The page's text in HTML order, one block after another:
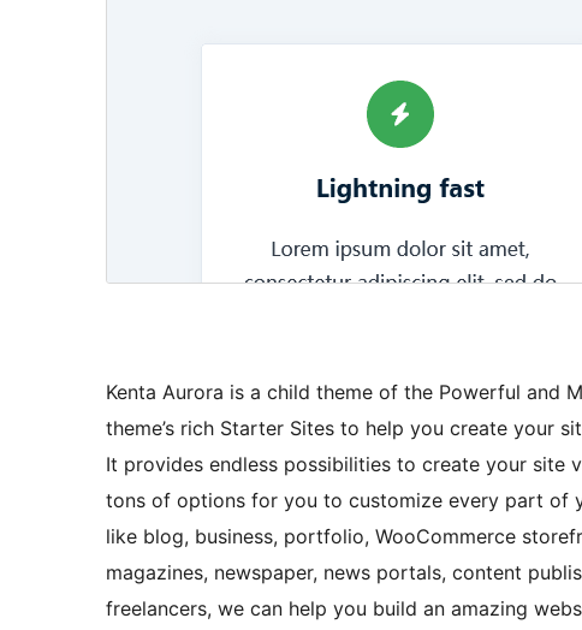
Kenta Aurora is a child theme of the Powerful and
theme’s rich Starter Sites to help you create your
It provides endless possibilities to create your site
tons of options for you to customize every part of
like blog, business, portfolio, WooCommerce
magazines, newspaper, news portals, content
freelancers, we can help you build an amazing